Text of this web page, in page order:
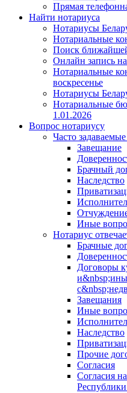
Прямая
Найти нотариуса
Нотариусы
Нотариальные
Поиск
Онлайн запись
Нотариальные
воскресенье
Нотариусы
Нотариальные
1.01.2026
Вопрос нотариусу
Часто
Завещание
Брачный
Наследство
Иные
Нотариус
Брачные
Договоры
Завещания
Иные
Наследство
Прочие
Согласия
Согласия